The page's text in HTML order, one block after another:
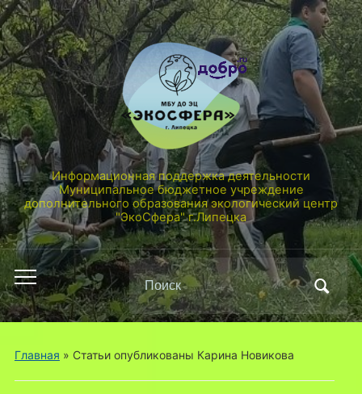
Информационная поддержка деятельности
Муниципальное бюджетное учреждение
дополнительного образования экологический центр
"ЭкоСфера" г.Липецка
Переключить
мобильное
меню
Поиск
по:
Главная » Статьи опубликованы Карина Новикова